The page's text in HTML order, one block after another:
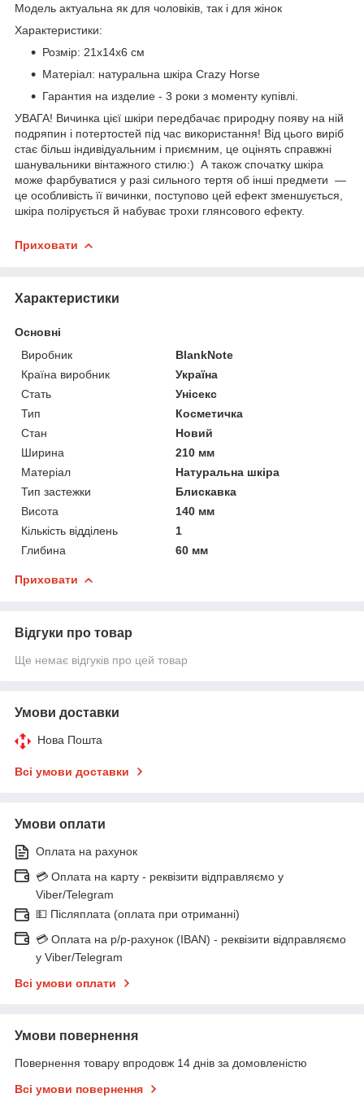
Модель актуальна як для чоловіків, так і для жінок
Характеристики:
Розмір: 21х14х6 см
Матеріал: натуральна шкіра Crazy Horse
Гарантия на изделие - 3 роки з моменту купівлі.
УВАГА! Вичинка цієї шкіри передбачає природну появу на ній
подряпин і потертостей під час використання! Від цього виріб
стає більш індивідуальним і приємним, це оцінять справжні
шанувальники вінтажного стилю:) А також спочатку шкіра
може фарбуватися у разі сильного тертя об інші предмети —
це особливість її вичинки, поступово цей ефект зменшується,
шкіра полірується й набуває трохи глянсового ефекту.
Приховати
Характеристики
Основні
Виробник
BlankNote
Країна виробник
Україна
Стать
Унісекс
Тип
Косметичка
Стан
Новий
Ширина
210 мм
Матеріал
Натуральна шкіра
Тип застежки
Блискавка
Висота
140 мм
Кількість відділень
1
Глибина
60 мм
Приховати
Відгуки про товар
Ще немає відгуків про цей товар
Умови доставки
Нова Пошта
Всі умови доставки
Умови оплати
Оплата на рахунок
💳 Оплата на карту - реквізити відправляємо у
Viber/Telegram
💵 Післяплата (оплата при отриманні)
💳 Оплата на р/р-рахунок (IBAN) - реквізити відправляємо
у Viber/Telegram
Всі умови оплати
Умови повернення
Повернення товару впродовж 14 днів за домовленістю
Всі умови повернення